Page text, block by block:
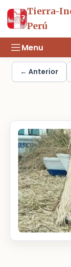
Tierra-
Perú
Menu
← Anterior